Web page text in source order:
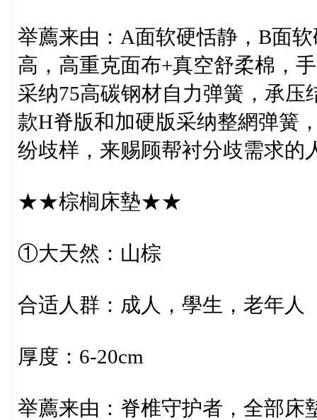
举薦来由：A面软硬恬静，B面
高，高重克面布+真空舒柔棉，
采纳75高碳钢材自力弹簧，承
款H脊版和加硬版采纳整網弹簧
纷歧样，来赐顾帮衬分歧需求的
★★棕榈床墊★★
①大天然：山棕
合适人群：成人，學生，老年人
厚度：6-20cm
举薦来由：脊椎守护者，全部床